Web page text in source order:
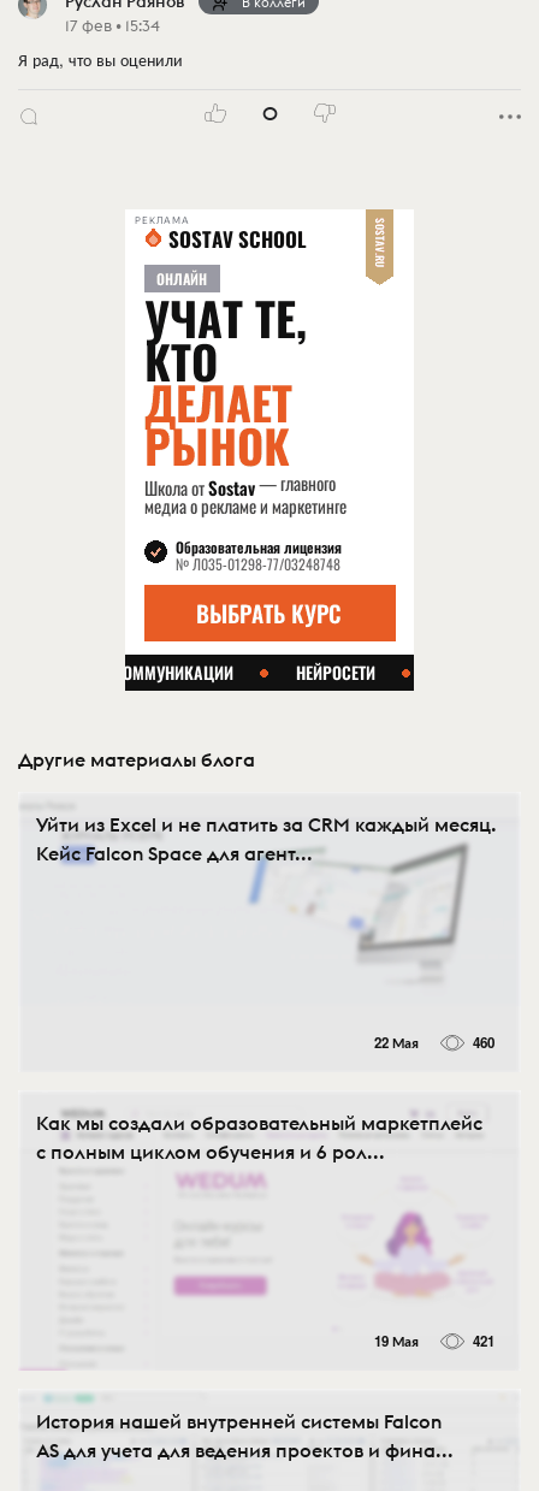
17 фев • 15:34
Я рад, что вы оценили
0
РЕКЛАМА
Другие материалы блога
Уйти из Excel и не платить за CRM каждый месяц.
Кейс Falcon Space для агент...
22 Мая 460
Как мы создали образовательный маркетплейс
с полным циклом обучения и 6 рол...
19 Мая 421
История нашей внутренней системы Falcon
AS для учета для ведения проектов и фина...